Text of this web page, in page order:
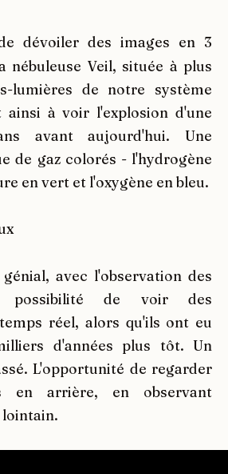
dévoiler des images en 3
nébuleuse Veil, située à plus
lumières de notre système
ainsi à voir l'explosion d'une
avant aujourd'hui. Une
de gaz colorés - l'hydrogène
en vert et l'oxygène en bleu.
avec l'observation des
possibilité de voir des
réel, alors qu'ils ont eu
d'années plus tôt. Un
L'opportunité de regarder
en arrière, en observant